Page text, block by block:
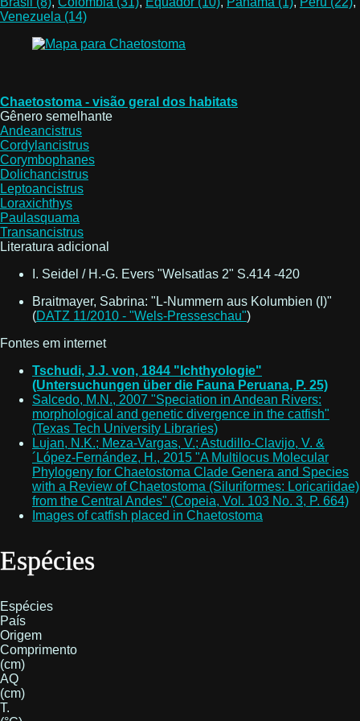
Venezuela (14)
Chaetostoma - visão geral dos habitats
Gênero semelhante
Andeancistrus
Cordylancistrus
Corymbophanes
Dolichancistrus
Leptoancistrus
Loraxichthys
Paulasquama
Transancistrus
Literatura adicional
I. Seidel / H.-G. Evers "Welsatlas 2" S.414 -420
Braitmayer, Sabrina: "L-Nummern aus Kolumbien (I)"
(DATZ 11/2010 - "Wels-Presseschau")
Fontes em internet
Tschudi, J.J. von, 1844 "Ichthyologie"
(Untersuchungen über die Fauna Peruana, P. 25)
Salcedo, M.N., 2007 "Speciation in Andean Rivers:
morphological and genetic divergence in the catfish"
(Texas Tech University Libraries)
Lujan, N.K.; Meza-Vargas, V.; Astudillo-Clavijo, V. &
´López-Fernández, H., 2015 "A Multilocus Molecular
Phylogeny for Chaetostoma Clade Genera and Species
with a Review of Chaetostoma (Siluriformes: Loricariidae)
from the Central Andes" (Copeia, Vol. 103 No. 3, P. 664)
Images of catfish placed in Chaetostoma
Espécies
Espécies
País
Origem
Comprimento
(cm)
AQ
(cm)
T.